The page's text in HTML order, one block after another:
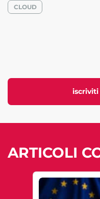
CLOUD
ARTICOLI